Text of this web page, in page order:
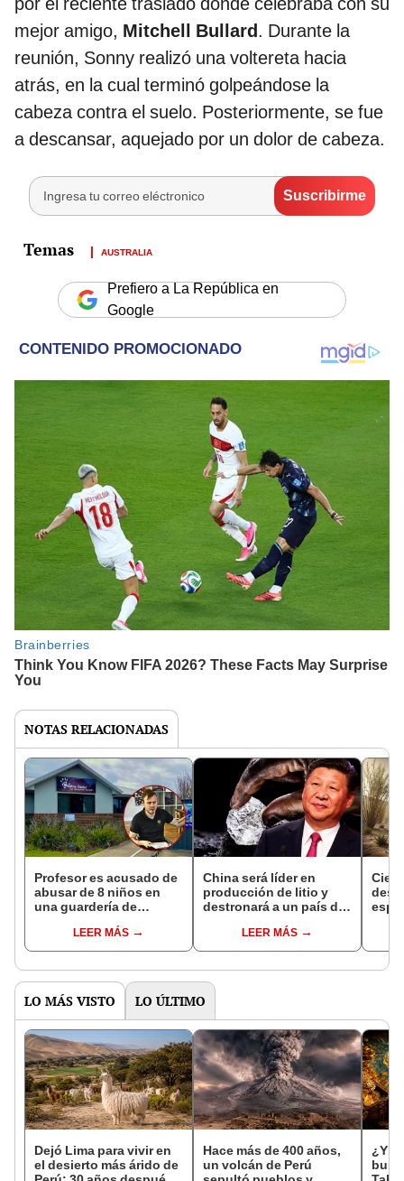
mejor amigo, Mitchell Bullard. Durante la
reunión, Sonny realizó una voltereta hacia
atrás, en la cual terminó golpeándose la
cabeza contra el suelo. Posteriormente, se fue
a descansar, aquejado por un dolor de cabeza.
AUSTRALIA
Prefiero a La República en
Google
NOTAS RELACIONADAS
Profesor es acusado de
abusar de 8 niños en
una guardería de
no superan los 2 años
de edad
LEER MÁS
China será líder en
producción de litio y
destronará a un país de
extracción del 'oro
blanco'
LEER MÁS
LO MÁS VISTO LO ÚLTIMO
Dejó Lima para vivir en
el desierto más árido de
Hace más de 400 años,
un volcán de Perú
¿Y